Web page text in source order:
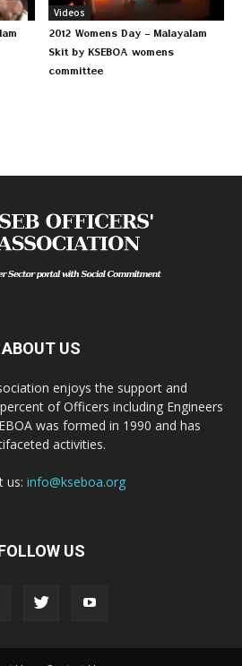
Videos
2012 Womens Day – Malayalam
Skit by KSEBOA womens
committee
ABOUT US
enjoys the support and
of Officers including Engineers
was formed in 1990 and has
activities.
us: info@kseboa.org
US